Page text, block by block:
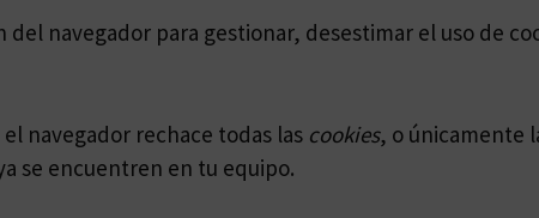
navegador para gestionar, desestimar el uso de
navegador rechace todas las cookies, o únicamente
se encuentren en tu equipo.